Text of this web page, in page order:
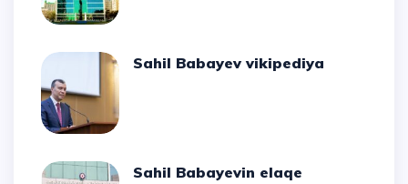
Sahil Babayev vikipediya
Sahil Babayevin elaqe